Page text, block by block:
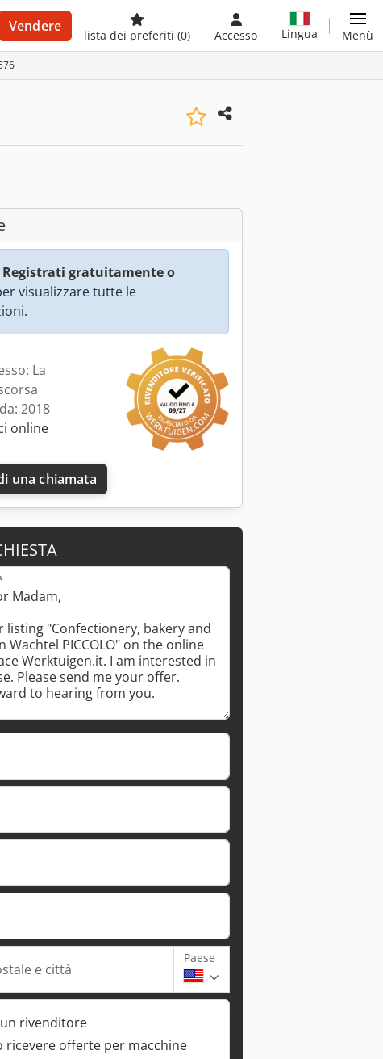
Vendere
lista dei preferiti (0) Accesso Lingua Menù
Registrati gratuitamente o
visualizzare tutte le
La
2018
online
una chiamata
e città
Paese
rivenditore
ricevere offerte per macchine